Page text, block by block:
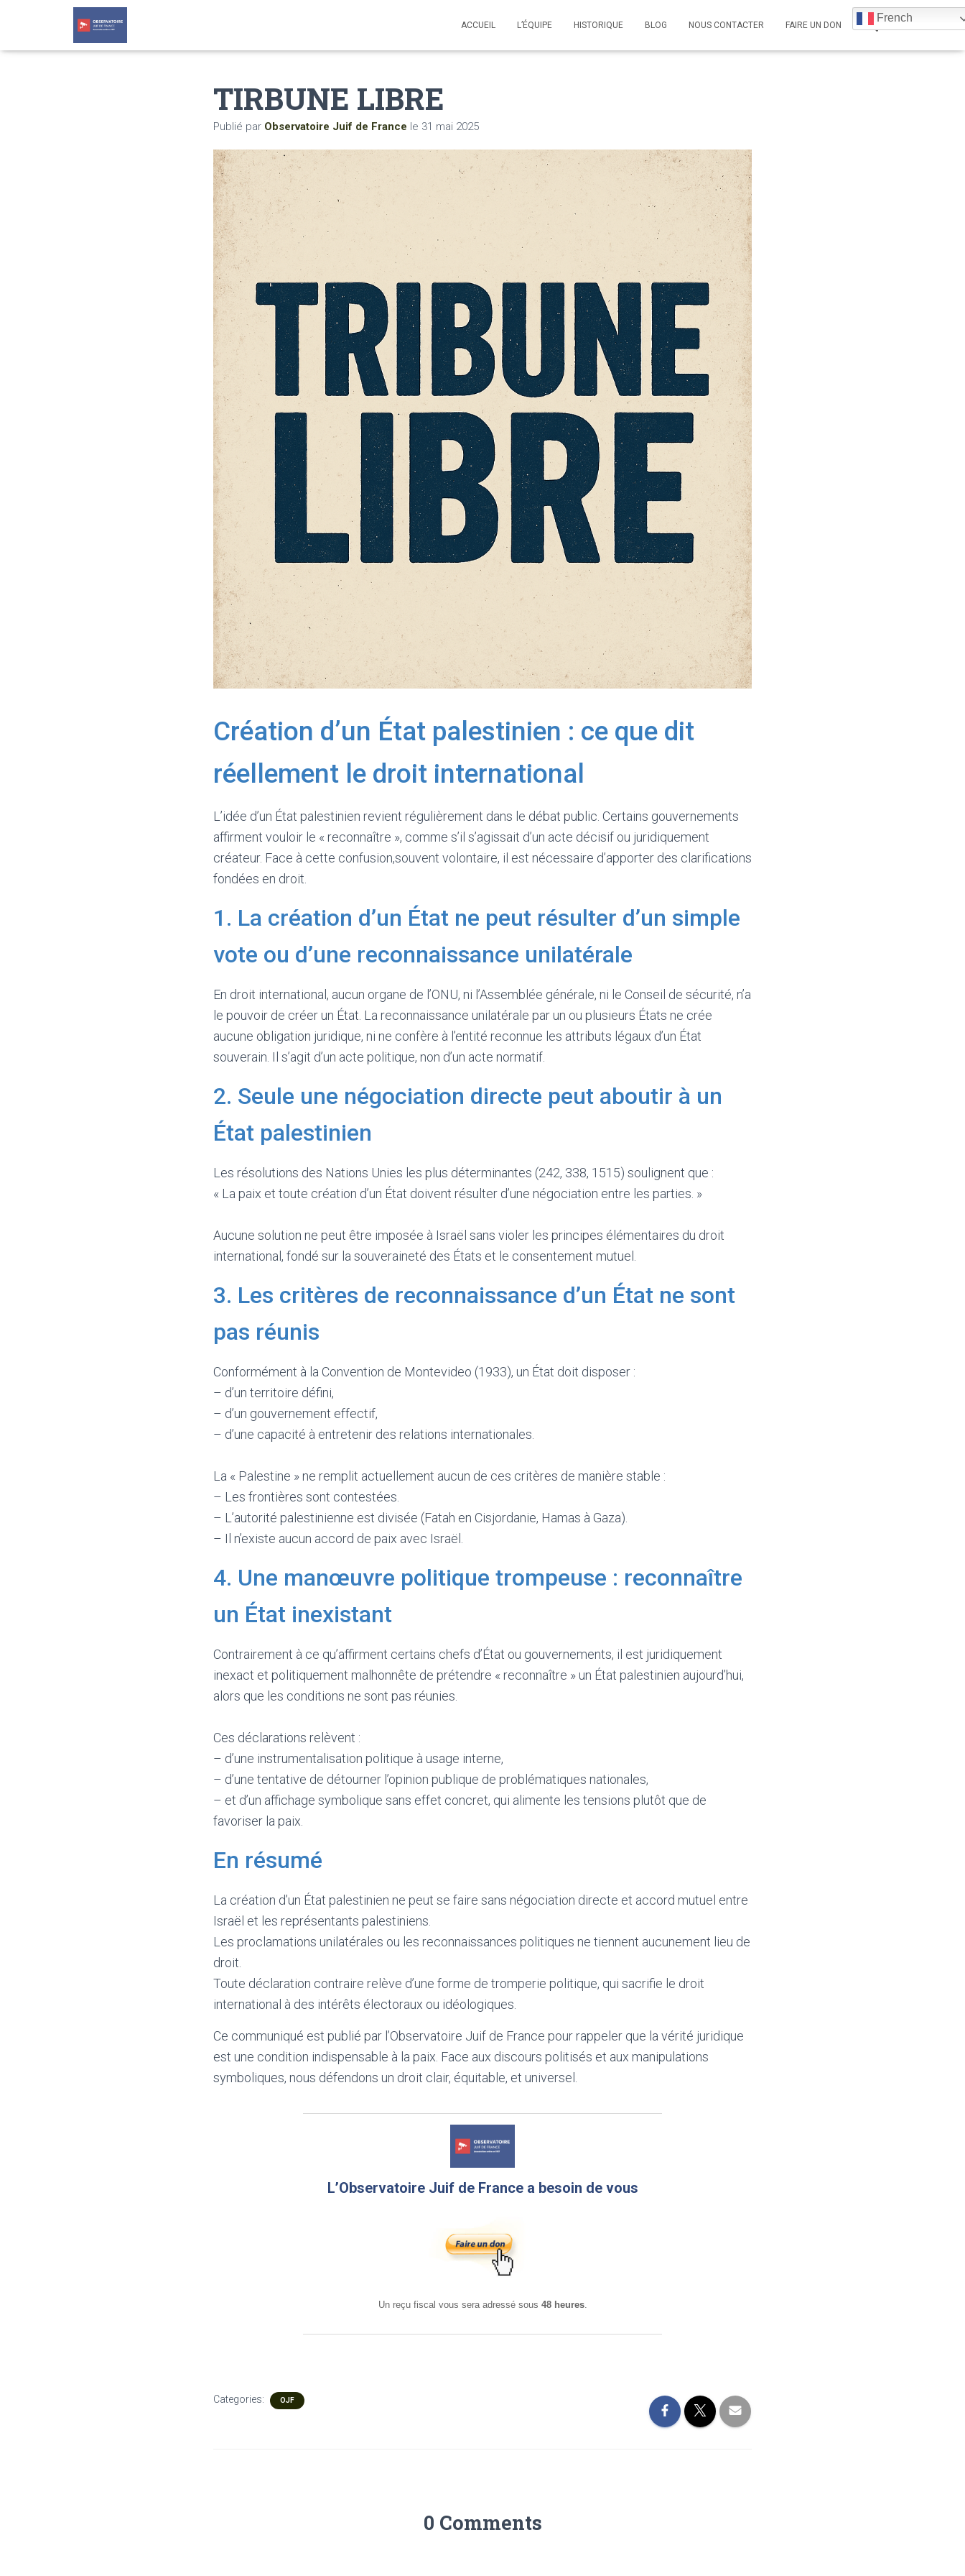
ACCUEIL L’ÉQUIPE HISTORIQUE BLOG NOUS CONTACTER FAIRE UN DON
French
TIRBUNE LIBRE
Publié par Observatoire Juif de France le 31 mai 2025
Création d’un État palestinien : ce que dit
réellement le droit international
L’idée d’un État palestinien revient régulièrement dans le débat public. Certains gouvernements
affirment vouloir le « reconnaître », comme s’il s’agissait d’un acte décisif ou juridiquement
créateur. Face à cette confusion,souvent volontaire, il est nécessaire d’apporter des clarifications
fondées en droit.
1. La création d’un État ne peut résulter d’un simple
vote ou d’une reconnaissance unilatérale
En droit international, aucun organe de l’ONU, ni l’Assemblée générale, ni le Conseil de sécurité, n’a
le pouvoir de créer un État. La reconnaissance unilatérale par un ou plusieurs États ne crée
aucune obligation juridique, ni ne confère à l’entité reconnue les attributs légaux d’un État
souverain. Il s’agit d’un acte politique, non d’un acte normatif.
2. Seule une négociation directe peut aboutir à un
État palestinien
Les résolutions des Nations Unies les plus déterminantes (242, 338, 1515) soulignent que :
« La paix et toute création d’un État doivent résulter d’une négociation entre les parties. »
Aucune solution ne peut être imposée à Israël sans violer les principes élémentaires du droit
international, fondé sur la souveraineté des États et le consentement mutuel.
3. Les critères de reconnaissance d’un État ne sont
pas réunis
Conformément à la Convention de Montevideo (1933), un État doit disposer :
– d’un territoire défini,
– d’un gouvernement effectif,
– d’une capacité à entretenir des relations internationales.
La « Palestine » ne remplit actuellement aucun de ces critères de manière stable :
– Les frontières sont contestées.
– L’autorité palestinienne est divisée (Fatah en Cisjordanie, Hamas à Gaza).
– Il n’existe aucun accord de paix avec Israël.
4. Une manœuvre politique trompeuse : reconnaître
un État inexistant
Contrairement à ce qu’affirment certains chefs d’État ou gouvernements, il est juridiquement
inexact et politiquement malhonnête de prétendre « reconnaître » un État palestinien aujourd’hui,
alors que les conditions ne sont pas réunies.
Ces déclarations relèvent :
– d’une instrumentalisation politique à usage interne,
– d’une tentative de détourner l’opinion publique de problématiques nationales,
– et d’un affichage symbolique sans effet concret, qui alimente les tensions plutôt que de
favoriser la paix.
En résumé
La création d’un État palestinien ne peut se faire sans négociation directe et accord mutuel entre
Israël et les représentants palestiniens.
Les proclamations unilatérales ou les reconnaissances politiques ne tiennent aucunement lieu de
droit.
Toute déclaration contraire relève d’une forme de tromperie politique, qui sacrifie le droit
international à des intérêts électoraux ou idéologiques.
Ce communiqué est publié par l’Observatoire Juif de France pour rappeler que la vérité juridique
est une condition indispensable à la paix. Face aux discours politisés et aux manipulations
symboliques, nous défendons un droit clair, équitable, et universel.
L’Observatoire Juif de France a besoin de vous
Un reçu fiscal vous sera adressé sous 48 heures.
Categories: OJF
0 Comments